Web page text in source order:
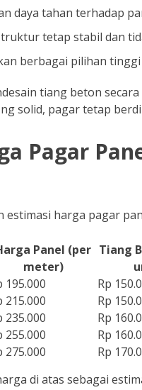
daya tahan terhadap
tetap stabil dan
berbagai pilihan
tiang beton
solid, pagar tetap
Pagar
estimasi harga pagar
Panel (per
meter)
Tiang
195.000 Rp
215.000 Rp
235.000 Rp
255.000 Rp
275.000 Rp
di atas sebagai